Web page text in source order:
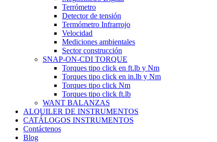
Terrómetro
Detector de tensión
Termómetro Infrarrojo
Velocidad
Mediciones ambientales
Sector construcción
SNAP-ON-CDI TORQUE
Torques tipo click en ft.lb y Nm
Torques tipo click en in.lb y Nm
Torques tipo click Nm
Torques tipo click ft.lb
WANT BALANZAS
ALQUILER DE INSTRUMENTOS
CATÁLOGOS INSTRUMENTOS
Contáctenos
Blog